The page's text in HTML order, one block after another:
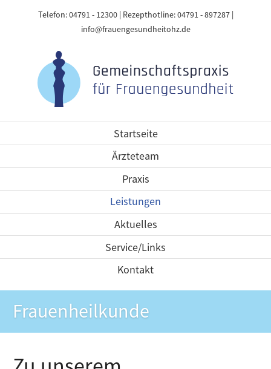
Telefon: 04791 - 12300 | Rezepthotline: 04791 - 897287 |
info@frauengesundheitohz.de
Startseite
Ärzteteam
Praxis
Leistungen
Aktuelles
Service/Links
Kontakt
Frauenheilkunde